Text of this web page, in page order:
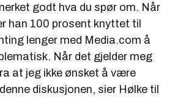
godt hva du spør om. Når
han 100 prosent knyttet til
lenger med Media.com å
Når det gjelder meg
at jeg ikke ønsket å være
diskusjonen, sier Hølke til